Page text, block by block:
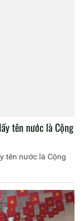
tên nước là Cộng
tên nước là Cộng